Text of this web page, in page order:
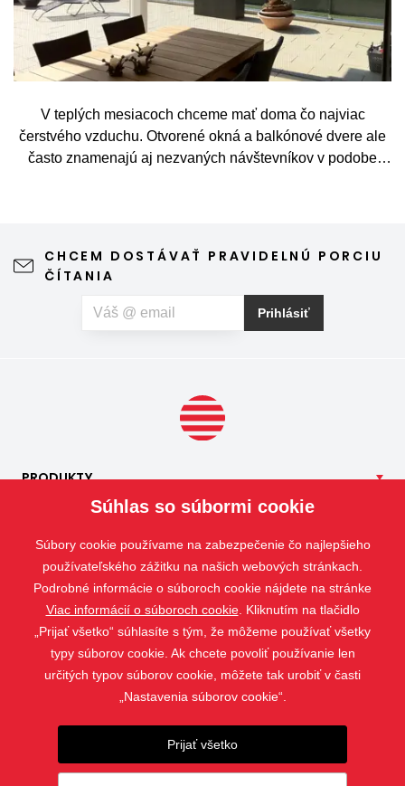
V teplých mesiacoch chceme mať doma čo najviac
čerstvého vzduchu. Otvorené okná a balkónové dvere ale
často znamenajú aj nezvaných návštevníkov v podobe
leto naplno. Kvalitná sieťka na hmyz zároveň nijako neruší
výhľad z okna ani vzhľad domu, vyžaduje len minimálnu
vás okrem hmyzu trápia aj peľové alergie, môžete zvoliť
špeciálnu sieť proti peľu, ktorá pomáha obmedziť
CHCEM DOSTÁVAŤ PRAVIDELNÚ PORCIU
ČÍTANIA
Prihlásiť
PRODUKTY
SLUŽBY
ISOTRA
KONTAKT
Súhlas so súbormi cookie
Súbory cookie používame na zabezpečenie čo najlepšieho
používateľského zážitku na našich webových stránkach.
Podrobné informácie o súboroch cookie nájdete na stránke
Viac informácií o súboroch cookie. Kliknutím na tlačidlo
„Prijať všetko“ súhlasíte s tým, že môžeme používať všetky
typy súborov cookie. Ak chcete povoliť používanie len
určitých typov súborov cookie, môžete tak urobiť v časti
„Nastavenia súborov cookie“.
Prijať všetko